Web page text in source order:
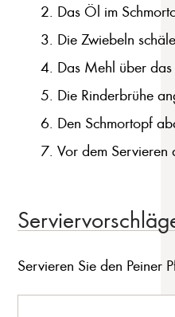
Das Öl im
Die Zwiebeln
Das Mehl über das
Die Rinderbrühe
Den Schmortopf
Vor dem Servieren
Servieren Sie den Peiner